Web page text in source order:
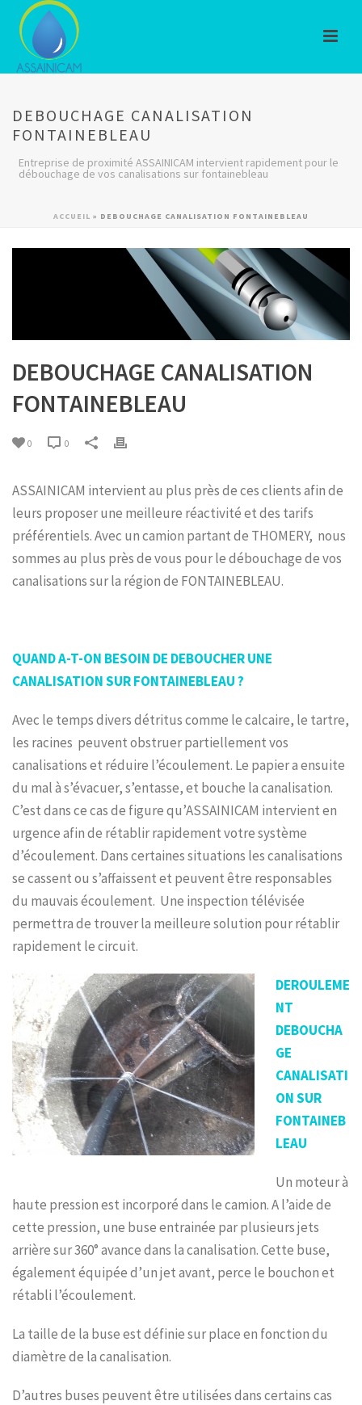
DEBOUCHAGE CANALISATION
FONTAINEBLEAU
Entreprise de proximité ASSAINICAM intervient rapidement pour le
débouchage de vos canalisations sur fontainebleau
ACCUEIL » DEBOUCHAGE CANALISATION FONTAINEBLEAU
DEBOUCHAGE CANALISATION
FONTAINEBLEAU
0 0
ASSAINICAM intervient au plus près de ces clients afin de
leurs proposer une meilleure réactivité et des tarifs
préférentiels. Avec un camion partant de THOMERY, nous
sommes au plus près de vous pour le débouchage de vos
canalisations sur la région de FONTAINEBLEAU.
QUAND A-T-ON BESOIN DE DEBOUCHER UNE
CANALISATION SUR FONTAINEBLEAU ?
Avec le temps divers détritus comme le calcaire, le tartre,
les racines peuvent obstruer partiellement vos
canalisations et réduire l’écoulement. Le papier a ensuite
du mal à s’évacuer, s’entasse, et bouche la canalisation.
C’est dans ce cas de figure qu’ASSAINICAM intervient en
urgence afin de rétablir rapidement votre système
d’écoulement. Dans certaines situations les canalisations
se cassent ou s’affaissent et peuvent être responsables
du mauvais écoulement. Une inspection télévisée
permettra de trouver la meilleure solution pour rétablir
rapidement le circuit.
DEROULEME
NT
DEBOUCHA
GE
CANALISATI
ON SUR
FONTAINEB
LEAU
Un moteur à
haute pression est incorporé dans le camion. A l’aide de
cette pression, une buse entrainée par plusieurs jets
arrière sur 360° avance dans la canalisation. Cette buse,
également équipée d’un jet avant, perce le bouchon et
rétabli l’écoulement.
La taille de la buse est définie sur place en fonction du
diamètre de la canalisation.
D’autres buses peuvent être utilisées dans certains cas